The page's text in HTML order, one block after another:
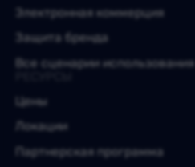
Электронная коммерция
Защита бренда
Все сценарии использования
Цены
Локации
Партнерская программа